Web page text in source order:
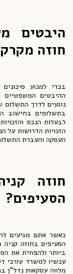
היבטים
חוזה
בכדי למנוע
ההיבטים המשפטיים
נוגעים לדרך התשלום
בתשלומים בחישוב
לבעלות הנכס
הזכויות הדרושות על
העסקה והעברת
חוזה
הסעיפים?
כאשר אתם מגיעים
הסעיפים בחוזה
ביותר ולהפחית את
עכשיו למשרד עורכי